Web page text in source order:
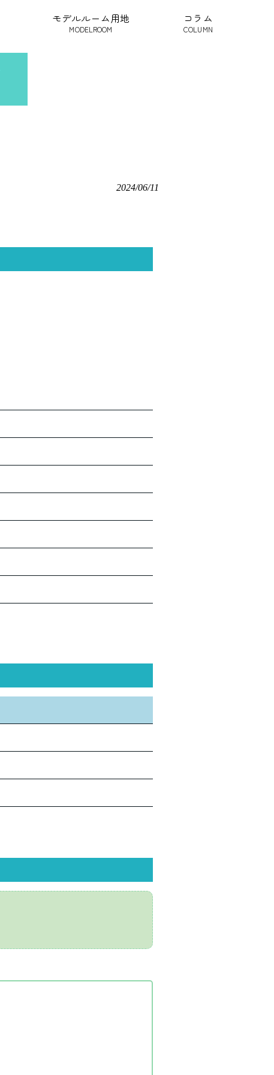
モデルルーム用地
MODELROOM
コラム
COLUMN
2024/06/11